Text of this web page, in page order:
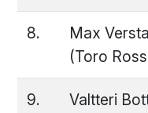
8.
Max
(Toro
9.
Valtteri